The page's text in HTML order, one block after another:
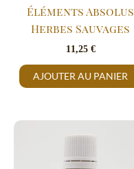
Éléments Absolus
Herbes Sauvages
11,25 €
AJOUTER AU PANIER